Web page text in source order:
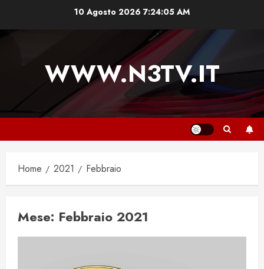
10 Agosto 2026 7:24:05 AM
WWW.N3TV.IT
Home 2021 Febbraio
Mese: Febbraio 2021